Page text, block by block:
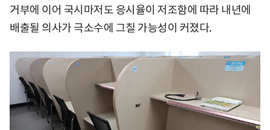
거부에 이어 국시마저도 응시율이 저조함에 따라 내년에
배출될 의사가 극소수에 그칠 가능성이 커졌다.